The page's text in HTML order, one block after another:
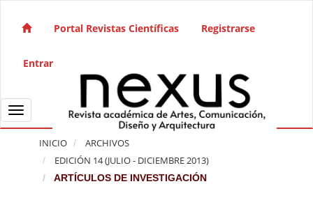
Navegación principal
Barra lateral
Portal Revistas Científicas Registrarse
Entrar
Toggle navigation
INICIO
ARCHIVOS
EDICIÓN 14 (JULIO - DICIEMBRE 2013)
ARTÍCULOS DE INVESTIGACIÓN